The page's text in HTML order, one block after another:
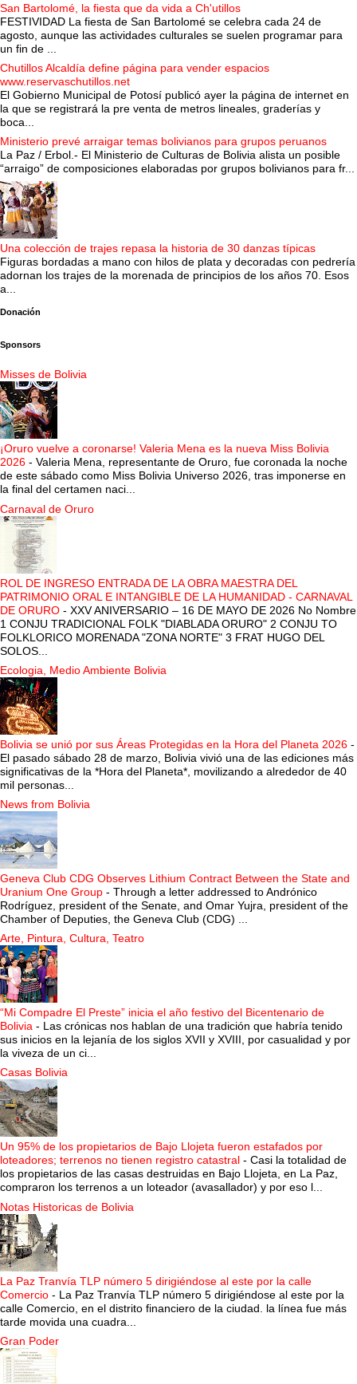
San Bartolomé, la fiesta que da vida a Ch'utillos
FESTIVIDAD La fiesta de San Bartolomé se celebra cada 24 de
agosto, aunque las actividades culturales se suelen programar para
un fin de ...
Chutillos Alcaldía define página para vender espacios
www.reservaschutillos.net
El Gobierno Municipal de Potosí publicó ayer la página de internet en
la que se registrará la pre venta de metros lineales, graderías y
boca...
Ministerio prevé arraigar temas bolivianos para grupos peruanos
La Paz / Erbol.- El Ministerio de Culturas de Bolivia alista un posible
“arraigo” de composiciones elaboradas por grupos bolivianos para fr...
Una colección de trajes repasa la historia de 30 danzas típicas
Figuras bordadas a mano con hilos de plata y decoradas con pedrería
adornan los trajes de la morenada de principios de los años 70. Esos
a...
Donación
Sponsors
Misses de Bolivia
¡Oruro vuelve a coronarse! Valeria Mena es la nueva Miss Bolivia
2026 - Valeria Mena, representante de Oruro, fue coronada la noche
de este sábado como Miss Bolivia Universo 2026, tras imponerse en
la final del certamen naci...
Carnaval de Oruro
ROL DE INGRESO ENTRADA DE LA OBRA MAESTRA DEL
PATRIMONIO ORAL E INTANGIBLE DE LA HUMANIDAD - CARNAVAL
DE ORURO - XXV ANIVERSARIO – 16 DE MAYO DE 2026 No Nombre
1 CONJU TRADICIONAL FOLK "DIABLADA ORURO" 2 CONJU TO
FOLKLORICO MORENADA "ZONA NORTE" 3 FRAT HUGO DEL
SOLOS...
Ecologia, Medio Ambiente Bolivia
Bolivia se unió por sus Áreas Protegidas en la Hora del Planeta 2026 -
El pasado sábado 28 de marzo, Bolivia vivió una de las ediciones más
significativas de la *Hora del Planeta*, movilizando a alrededor de 40
mil personas...
News from Bolivia
Geneva Club CDG Observes Lithium Contract Between the State and
Uranium One Group - Through a letter addressed to Andrónico
Rodríguez, president of the Senate, and Omar Yujra, president of the
Chamber of Deputies, the Geneva Club (CDG) ...
Arte, Pintura, Cultura, Teatro
“Mi Compadre El Preste” inicia el año festivo del Bicentenario de
Bolivia - Las crónicas nos hablan de una tradición que habría tenido
sus inicios en la lejanía de los siglos XVII y XVIII, por casualidad y por
la viveza de un ci...
Casas Bolivia
Un 95% de los propietarios de Bajo Llojeta fueron estafados por
loteadores; terrenos no tienen registro catastral - Casi la totalidad de
los propietarios de las casas destruidas en Bajo Llojeta, en La Paz,
compraron los terrenos a un loteador (avasallador) y por eso l...
Notas Historicas de Bolivia
La Paz Tranvía TLP número 5 dirigiéndose al este por la calle
Comercio - La Paz Tranvía TLP número 5 dirigiéndose al este por la
calle Comercio, en el distrito financiero de la ciudad. la línea fue más
tarde movida una cuadra...
Gran Poder